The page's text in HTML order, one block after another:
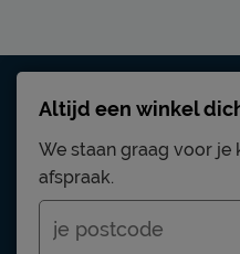
Altijd een winkel
We staan graag voor je
afspraak.